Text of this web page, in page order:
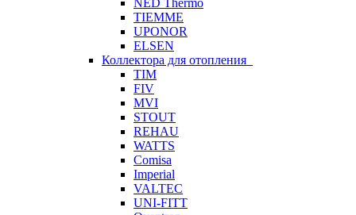
NED Thermo
TIEMME
UPONOR
ELSEN
Коллектора для отопления
TIM
FIV
MVI
STOUT
REHAU
WATTS
Comisa
Imperial
VALTEC
UNI-FITT